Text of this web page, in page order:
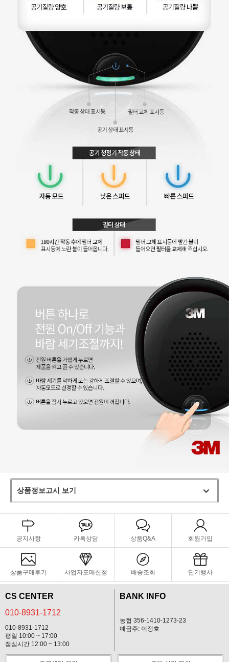
상품정보고시 보기
공지사항 카톡상담 상품Q&A 회원가입
상품구매후기 사업자도매신청 배송조회 단기행사
CS CENTER
010-8931-1712
010-8931-1712
평일 10:00 ~ 17:00
점심시간 12:00 ~ 13:00
BANK INFO
농협 356-1410-1273-23
예금주: 이정호